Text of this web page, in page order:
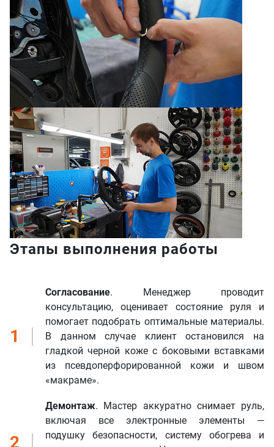
Этапы выполнения работы
1
Согласование. Менеджер проводит
консультацию, оценивает состояние руля и
помогает подобрать оптимальные материалы.
В данном случае клиент остановился на
гладкой черной коже с боковыми вставками
из псевдоперфорированной кожи и швом
«макраме».
2
Демонтаж. Мастер аккуратно снимает руль,
включая все электронные элементы —
подушку безопасности, систему обогрева и